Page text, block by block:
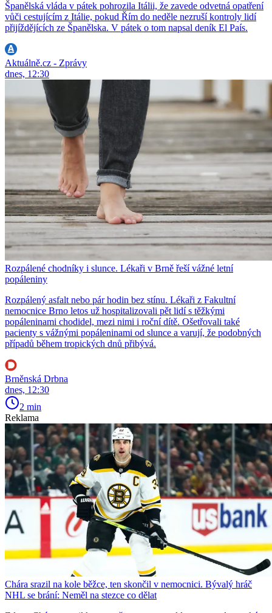
Španělská vláda v pátek pohrozila Itálii, že zavede odvetná opatření
vůči cestujícím z Itálie, pokud Řím do neděle nezruší kontroly lidí
přijíždějících ze Španělska. V pátek o tom napsal deník El País.
Aktuálně.cz - Zprávy
dnes, 12:30
Rozpálené chodníky i slunce. Lékaři v Brně řeší vážné letní
popáleniny
Rozpálený asfalt nebo pár hodin bez stínu. Lékaři z Fakultní
nemocnice Brno letos už hospitalizovali pět lidí s těžkými
popáleninami chodidel, mezi nimi i roční dítě. Ošetřovali také
pacienty s vážnými popáleninami od slunce a varují, že podobných
případů během tropických dnů přibývá.
Brněnská Drbna
dnes, 12:30
2 min
Reklama
Chára srazil na kole běžce, ten skončil v nemocnici. Bývalý hráč
NHL se brání: Neměl na stezce co dělat